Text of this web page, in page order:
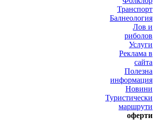
Транспорт
Балнеология
Лов и
риболов
Услуги
Реклама в
сайта
Полезна
информация
Новини
Туристически
маршрути
оферти